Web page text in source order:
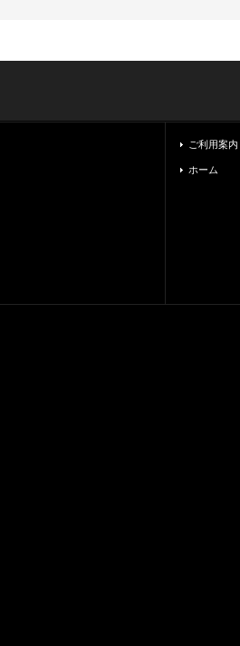
ご利用案内
ホーム